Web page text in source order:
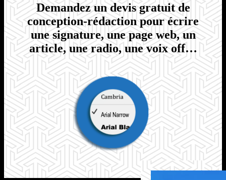
Demandez un devis gratuit de
conception-rédaction pour écrire
une signature, une page web, un
article, une radio, une voix off…